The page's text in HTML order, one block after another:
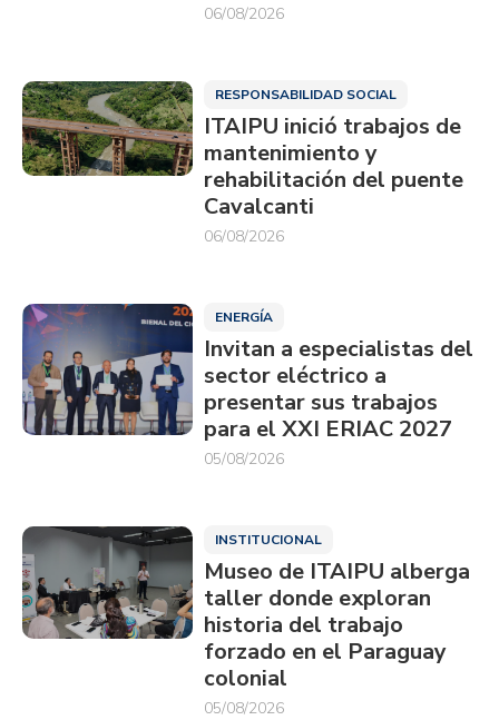
06/08/2026
RESPONSABILIDAD SOCIAL
ITAIPU inició trabajos de
mantenimiento y
rehabilitación del puente
Cavalcanti
06/08/2026
ENERGÍA
Invitan a especialistas del
sector eléctrico a
presentar sus trabajos
para el XXI ERIAC 2027
05/08/2026
INSTITUCIONAL
Museo de ITAIPU alberga
taller donde exploran
historia del trabajo
forzado en el Paraguay
colonial
05/08/2026